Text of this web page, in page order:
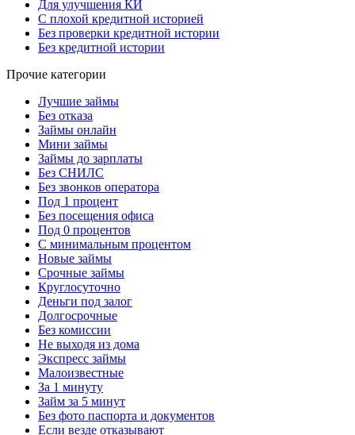
Для улучшения КИ
С плохой кредитной историей
Без проверки кредитной истории
Без кредитной истории
Прочие категории
Лучшие займы
Без отказа
Займы онлайн
Мини займы
Займы до зарплаты
Без СНИЛС
Без звонков оператора
Под 1 процент
Без посещения офиса
Под 0 процентов
С минимальным процентом
Новые займы
Срочные займы
Круглосуточно
Деньги под залог
Долгосрочные
Без комиссии
Не выходя из дома
Экспресс займы
Малоизвестные
За 1 минуту
Займ за 5 минут
Без фото паспорта и документов
Если везде отказывают